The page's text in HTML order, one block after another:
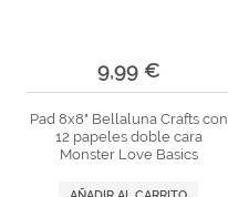
9,99 €
Pad 8x8" Bellaluna Crafts con
12 papeles doble cara
Monster Love Basics